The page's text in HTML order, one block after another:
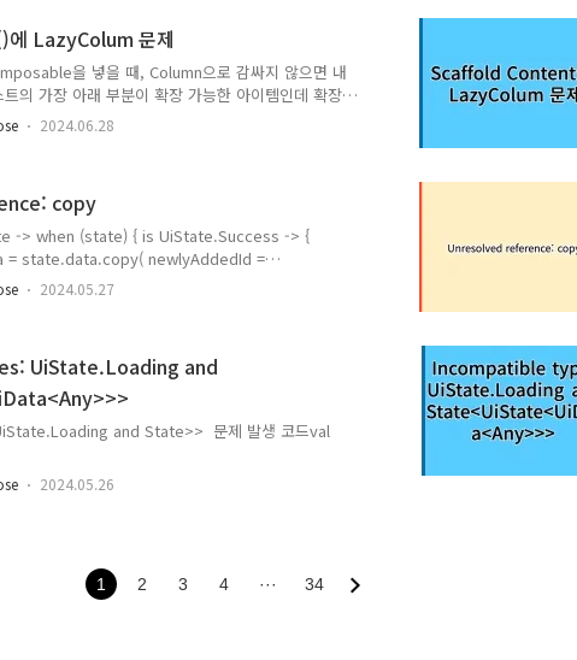
LazyColum 문제
을 넣을 때, Column으로 감싸지 않으면 내
의 가장 아래 부분이 확장 가능한 아이템인데 확장이
자동으로 되지 않는 문제가 발생. 1. Column 적용2.
크기 사용 가능 하도록 한다.
must be between 0 and 16777215.
2024.06.28
copy
-> {
필드가 UiData 타입이지만, copy 함수를 호출하려
2024.05.27
UiState.Loading and
and State>> 문제 발생 코드val
(uiState) { is
과 해결 Incompatible types: UiState.Loading
State>> =
2. w..
2024.05.26
1 2 3 4 ··· 34